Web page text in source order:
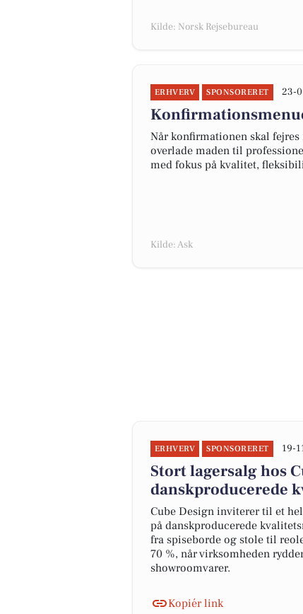
Kilde: Norsk Rejsebureau
ERHVERV SPONSORERET 23-
Når konfirmationen skal
overlade maden til
med fokus på kvalitet,
Kilde: Ask
ERHVERV SPONSORERET 19-
Stort lagersalg hos
danskproducerede
Cube Design inviterer til et
på danskproducerede
fra spiseborde og stole til
70 %, når virksomheden
showroomvarer.
Kopiér link